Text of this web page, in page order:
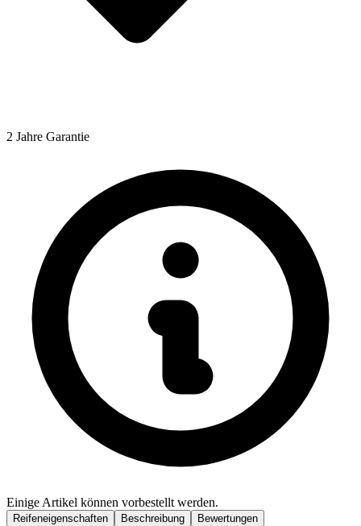
2 Jahre Garantie
Einige Artikel können vorbestellt werden.
Reifeneigenschaften Beschreibung Bewertungen